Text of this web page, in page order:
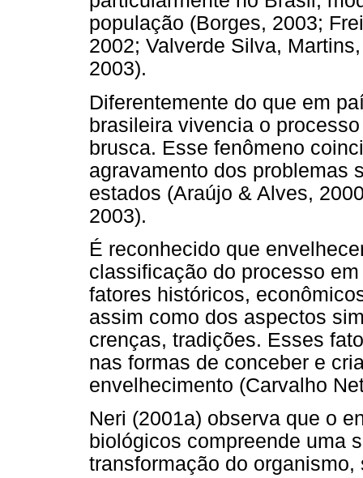
população (Borges, 2003;
2002; Valverde Silva,
2003).
Diferentemente do que em
brasileira vivencia o
brusca. Esse fenômeno
agravamento dos problemas
estados (Araújo & Alves,
2003).
É reconhecido que
classificação do processo
fatores históricos,
assim como dos aspectos
crenças, tradições. Esses
nas formas de conceber e
envelhecimento (Carvalho
Neri (2001a) observa que o
biológicos compreende uma
transformação do